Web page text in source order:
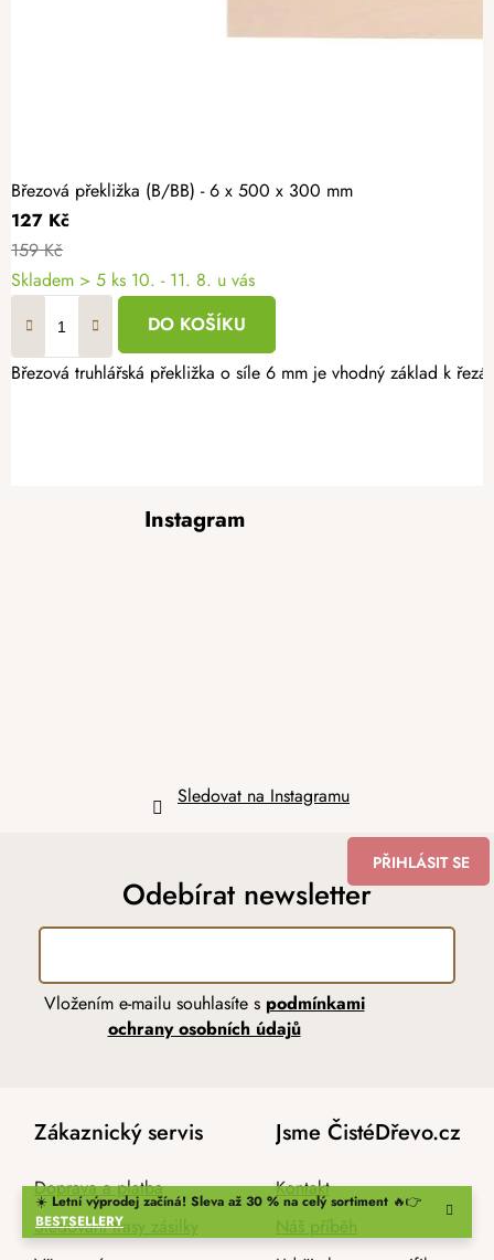
☀️ Letní výprodej začíná! Sleva až 30 % na celý sortiment 🔥👉
BESTSELLERY
Březová překližka (B/BB) - 6 x 500 x 300 mm
127 Kč
159 Kč
Skladem > 5 ks 10. - 11. 8. u vás
DO KOŠÍKU
Březová truhlářská překližka o síle 6 mm je vhodný základ k
Instagram
Sledovat na Instagramu
Odebírat newsletter
Vložením e-mailu souhlasíte s podmínkami
ochrany osobních údajů
PŘIHLÁSIT SE
Zákaznický servis
Doprava a platba
Sledování trasy zásilky
Jsme ČistéDřevo.cz
Kontakt